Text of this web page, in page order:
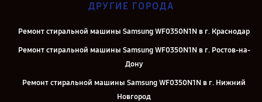
ДРУГИЕ ГОРОДА
Ремонт стиральной машины Samsung WF0350N1N в г. Краснодар
Ремонт стиральной машины Samsung WF0350N1N в г. Ростов-на-
Дону
Ремонт стиральной машины Samsung WF0350N1N в г. Нижний
Новгород